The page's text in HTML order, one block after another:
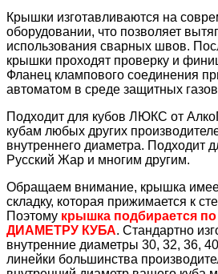
Крышки изготавливаются на
оборудовании, что позволяет
использования сварных швов.
крышки проходят проверку и
Фланец клампового соединения
автоматом в среде защитных
Подходит для кубов ЛЮКС от
кубам любых других
внутреннего диаметра. Подходит
Русский Жар и многим другим.
Обращаем внимание, крышка
складку, которая прижимается к
Поэтому крышка подбирается
ДИАМЕТРУ КУБА. Стандартно
внутренние диаметры 30, 32, 36,
линейки большинства